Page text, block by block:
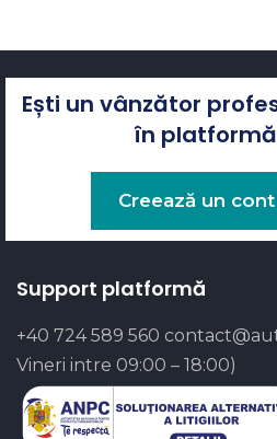
Ești un vânzător
în
Creează un
Support platformă
+40 724 589 560
Vineri intre 09:00 – 18:00)